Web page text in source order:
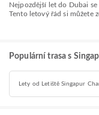
Nejpozdější let do Dubai se společností Singapore Airlines odlétá v 14:40.
Tento letový řád si můžete
Populární trasa s
Lety od Letiště Singapur